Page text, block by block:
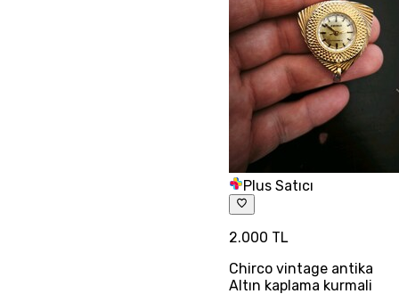
Plus Satıcı
2.000 TL
Chirco vintage antika
Altın kaplama kurmali